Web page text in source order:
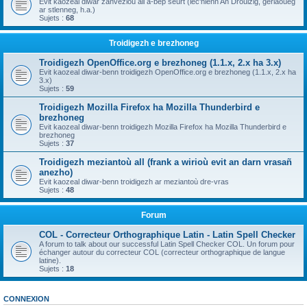
ar stlenneg, h.a.)
Sujets : 68
Troidigezh e brezhoneg
Troidigezh OpenOffice.org e brezhoneg (1.1.x, 2.x ha 3.x)
Evit kaozeal diwar-benn troidigezh OpenOffice.org e brezhoneg (1.1.x, 2.x ha
3.x)
Sujets : 59
Troidigezh Mozilla Firefox ha Mozilla Thunderbird e
brezhoneg
Evit kaozeal diwar-benn troidigezh Mozilla Firefox ha Mozilla Thunderbird e
brezhoneg
Sujets : 37
Troidigezh meziantoù all (frank a wirioù evit an darn vrasañ
anezho)
Evit kaozeal diwar-benn troidigezh ar meziantoù dre-vras
Sujets : 48
Forum
COL - Correcteur Orthographique Latin - Latin Spell Checker
A forum to talk about our successful Latin Spell Checker COL. Un forum pour
échanger autour du correcteur COL (correcteur orthographique de langue
latine).
Sujets : 18
CONNEXION